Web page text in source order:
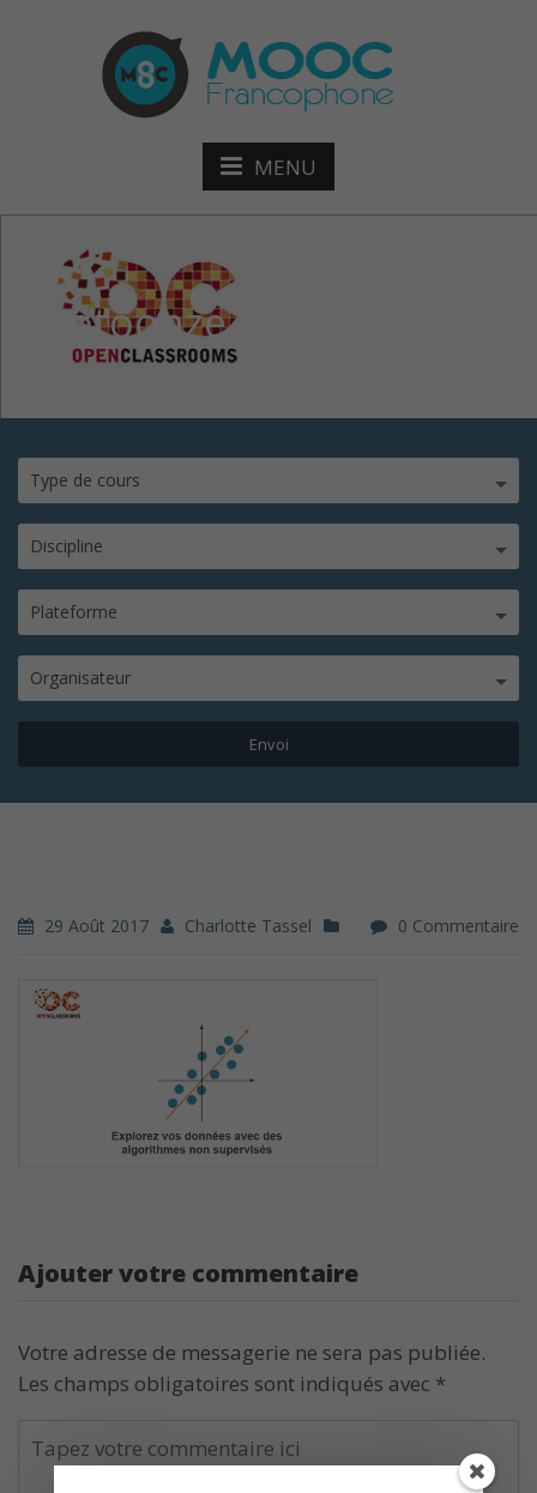
MENU
photoonze
Type de cours
Discipline
Plateforme
Organisateur
29 Août 2017 Charlotte Tassel 0 Commentaire
Ajouter votre commentaire
Votre adresse de messagerie ne sera pas publiée.
Les champs obligatoires sont indiqués avec *